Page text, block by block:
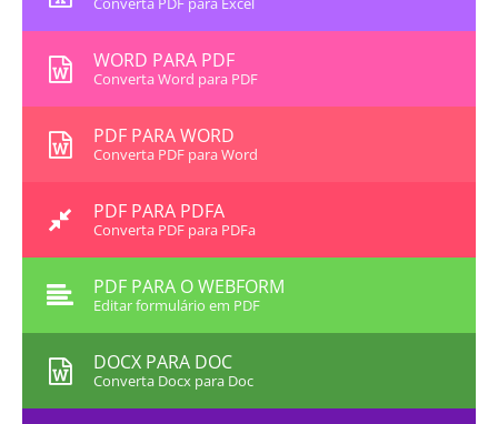
WORD PARA PDF
Converta Word para PDF
PDF PARA WORD
Converta PDF para Word
PDF PARA PDFA
Converta PDF para PDFa
PDF PARA O WEBFORM
Editar formulário em PDF
DOCX PARA DOC
Converta Docx para Doc